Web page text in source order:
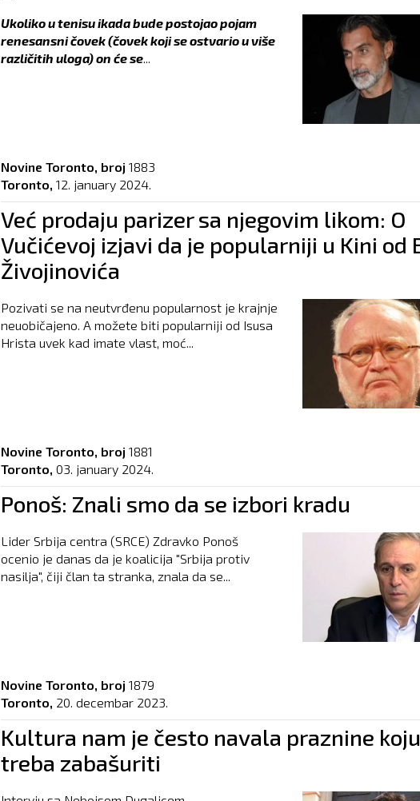
Ukoliko u tenisu ikada bude postojao pojam
renesansni čovek (čovek koji se ostvario u više
različitih uloga) on će se
Novine Toronto, broj 1883
Toronto, 12. january 2024.
Već prodaju parizer sa njegovim likom: O
Vučićevoj izjavi da je popularniji u Kini od
Živojinovića
Pozivati se na neutvrđenu popularnost je krajnje
neuobičajeno. A možete biti popularniji od Isusa
Hrista uvek kad imate vlast, moć...
Novine Toronto, broj 1881
Toronto, 03. january 2024.
Ponoš: Znali smo da se izbori kradu
Lider Srbija centra (SRCE) Zdravko Ponoš
ocenio je danas da je koalicija "Srbija protiv
nasilja", čiji član ta stranka, znala da se...
Novine Toronto, broj 1879
Toronto, 20. decembar 2023.
Kultura nam je često navala praznine koju
treba zabašuriti